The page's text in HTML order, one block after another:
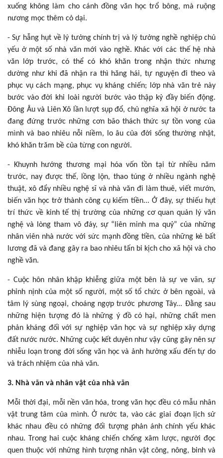
xuống không làm cho cánh đồng văn học trổ bông, mà ruộng
nương mọc thêm cỏ dại.
- Sự hẫng hụt về lý tưởng chính trị và lý tưởng nghề nghiệp chủ
yếu ở một số nhà văn mới vào nghề. Khác với các thế hệ nhà
văn lớp trước, có thể có khó khăn trong nhận thức nhưng
dường như khi đã nhận ra thì hăng hái, tự nguyện đi theo và
phục vụ cách mạng, phục vụ kháng chiến; lớp nhà văn trẻ này
bước vào đời khi loài người bước vào thập kỷ đầy biến động.
Đông Âu và Liên Xô lần lượt sụp đổ, chủ nghĩa xã hội ở nước ta
đang đứng trước những cơn bão thách thức sự tồn vong của
mình và bao nhiêu nỗi niềm, lo âu của đời sống thường nhật,
khó khăn trăm bề của từng con người.
- Khuynh hướng thương mại hóa vốn tồn tại từ nhiều năm
trước, nay được thế, lồng lộn, thao túng ở nhiều ngành nghệ
thuật, xô đẩy nhiều nghệ sĩ và nhà văn đi làm thuê, viết mướn,
biến văn học trở thành công cụ kiếm tiền... Ở đây, sự thiếu hụt
trí thức về kinh tế thị trường của những cơ quan quản lý văn
nghệ và lòng tham vô đáy, sự “liên minh ma quỷ” của những
nhân viên nhà nước với sức mạnh đồng tiền, của những kẻ bất
lương đã và đang gây ra bao nhiêu tấn bi kịch cho xã hội và cho
nghề văn.
- Cuộc hôn nhân khập khiễng giữa một bên là sự ve vãn, sự
phỉnh nịnh của một số người, một số tổ chức ở bên ngoài, và
tâm lý sùng ngoại, choáng ngợp trước phương Tây... Đằng sau
những hiện tượng đó là những ý đồ có hại, những chất men
phản kháng đối với sự nghiệp văn học và sự nghiệp xây dựng
đất nước nước. Những cuộc kết duyên như vậy cũng gây nên sự
nhiễu loạn trong đời sống văn học và ảnh hưởng xấu đến tự do
và trách nhiệm của nhà văn.
3. Nhà văn và nhân vật của nhà văn
Mỗi thời đại, mỗi nền văn hóa, trong văn học đều có mẫu nhân
vật trung tâm của mình. Ở nước ta, vào các giai đoạn lịch sử
khác nhau đều có những đối tượng phản ánh chính yếu khác
nhau. Trong hai cuộc kháng chiến chống xâm lược, người đọc
quen thuộc với những hình tượng nhân vật công, nông, binh và